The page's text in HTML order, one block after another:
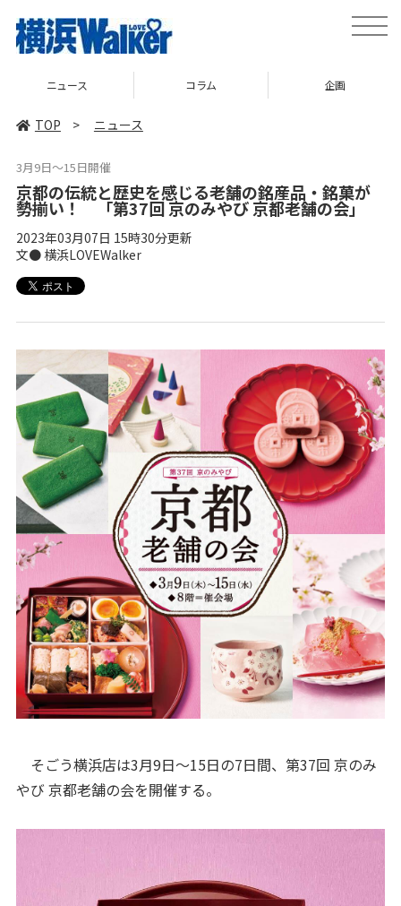
toggle
ニュース コラム 企画
TOP > ニュース
3月9日〜15日開催
京都の伝統と歴史を感じる老舗の銘産品・銘菓が
勢揃い！ 「第37回 京のみやび 京都老舗の会」
2023年03月07日 15時30分更新
文● 横浜LOVEWalker
そごう横浜店は3月9日〜15日の7日間、第37回 京のみ
やび 京都老舗の会を開催する。